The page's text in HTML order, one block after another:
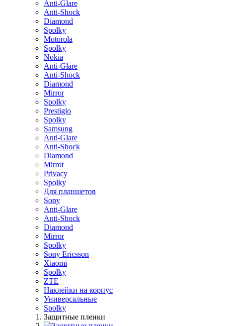
Anti-Glare
Anti-Shock
Diamond
Spolky
Motorola
Spolky
Nokia
Anti-Glare
Anti-Shock
Diamond
Mirror
Spolky
Prestigio
Spolky
Samsung
Anti-Glare
Anti-Shock
Diamond
Mirror
Privacy
Spolky
Для планшетов
Sony
Anti-Glare
Anti-Shock
Diamond
Mirror
Spolky
Sony Ericsson
Xiaomi
Spolky
ZTE
Наклейки на корпус
Универсальные
Spolky
Защитные пленки